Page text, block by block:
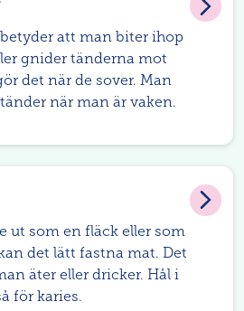
att man biter ihop
gnider tänderna mot
det när de sover. Man
när man är vaken.
ut som en fläck eller som
det lätt fastna mat. Det
äter eller dricker. Hål i
för karies.